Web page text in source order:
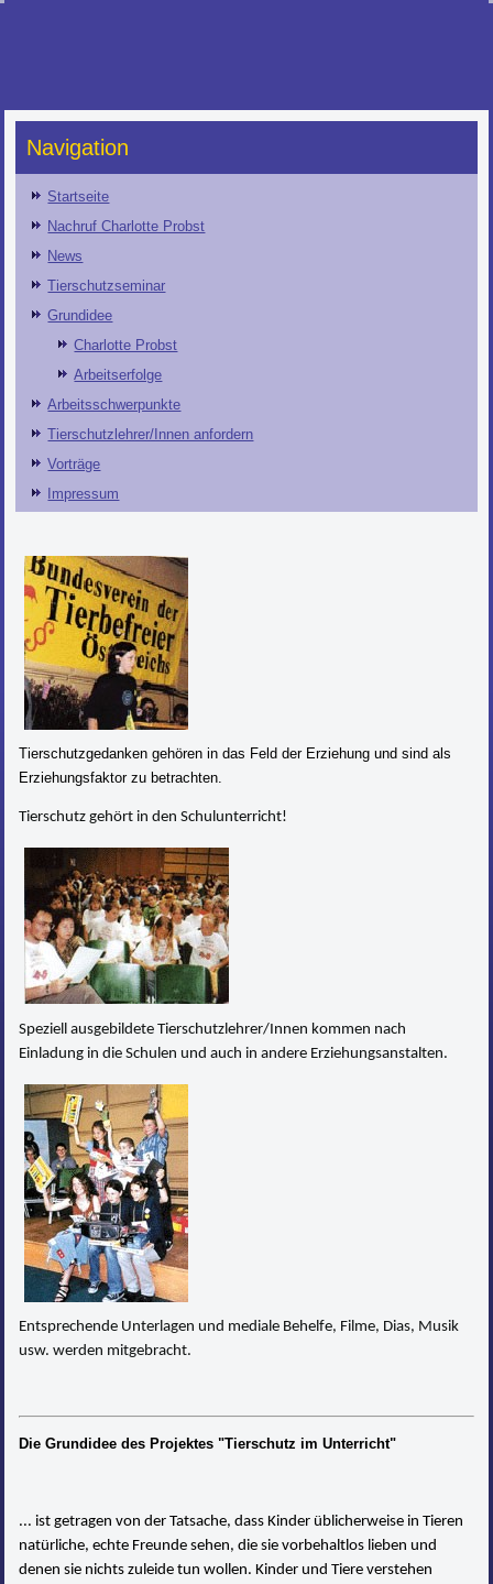
Navigation
Startseite
Nachruf Charlotte Probst
News
Tierschutzseminar
Grundidee
Charlotte Probst
Arbeitserfolge
Arbeitsschwerpunkte
Tierschutzlehrer/Innen anfordern
Vorträge
Impressum
Tierschutzgedanken gehören in das Feld der Erziehung und sind als
Erziehungsfaktor zu betrachten.
Tierschutz gehört in den Schulunterricht!
Speziell ausgebildete Tierschutzlehrer/Innen kommen nach
Einladung in die Schulen und auch in andere Erziehungsanstalten.
Entsprechende Unterlagen und mediale Behelfe, Filme, Dias, Musik
usw. werden mitgebracht.
Die Grundidee des Projektes "Tierschutz im Unterricht"
... ist getragen von der Tatsache, dass Kinder üblicherweise in Tieren
natürliche, echte Freunde sehen, die sie vorbehaltlos lieben und
denen sie nichts zuleide tun wollen. Kinder und Tiere verstehen